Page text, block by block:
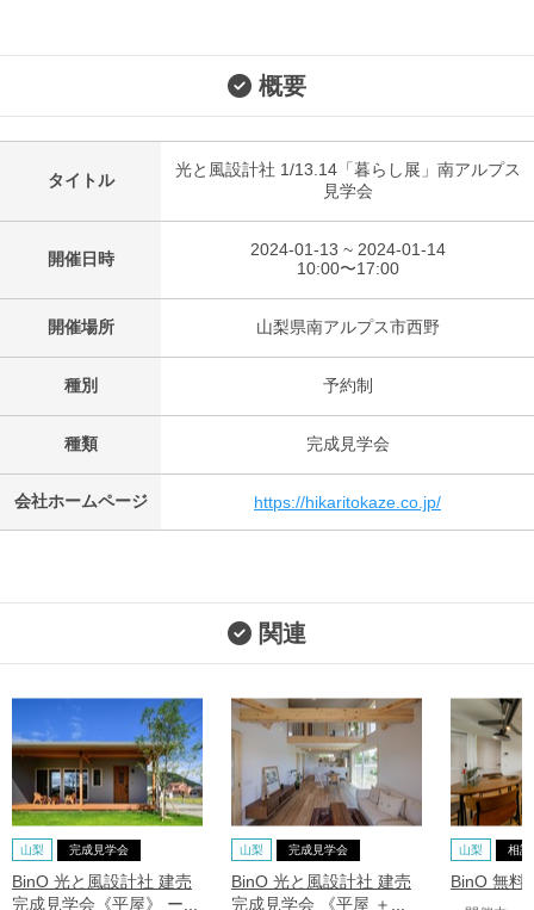
概要
タイトル
光と風設計社 1/13.14「暮らし展」南アルプス
見学会
開催日時
2024-01-13 ~ 2024-01-14
10:00〜17:00
開催場所 山梨県南アルプス市西野
種別 予約制
種類 完成見学会
会社ホームページ https://hikaritokaze.co.jp/
関連
山梨 完成見学会
BinO 光と風設計社 建売
完成見学会《平屋》 ー...
山梨 完成見学会
BinO 光と風設計社 建売
完成見学会 《平屋 ＋...
山梨 相談
BinO 無料